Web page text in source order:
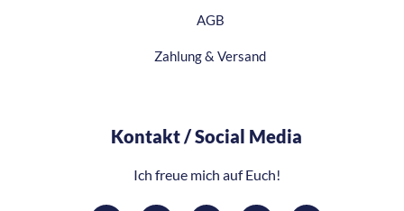
AGB
Zahlung & Versand
Kontakt / Social Media​
Ich freue mich auf Euch!